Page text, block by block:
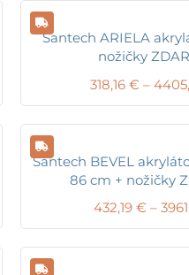
Santech ARIELA
nožičky
318,16 € –
Santech BEVEL
86 cm + nožičky
432,19 € –